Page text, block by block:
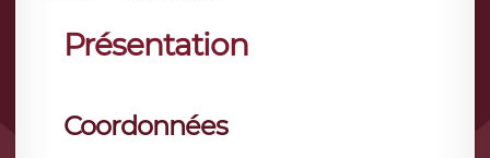
Présentation
Coordonnées